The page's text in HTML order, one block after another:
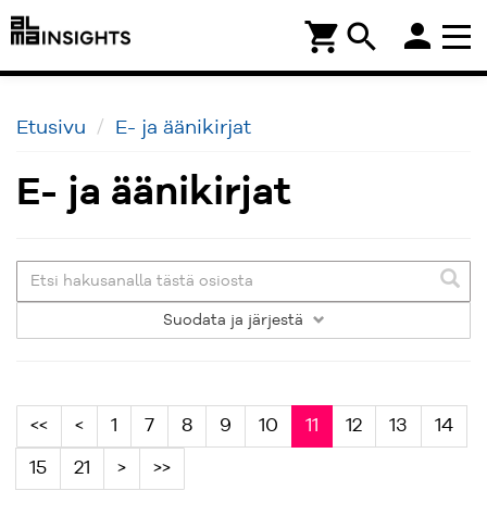
search
shopping_cart person
Etusivu E- ja äänikirjat
E- ja äänikirjat
Suodata ja järjestä
<< < 1 7 8 9 10 11 12 13 14
15 21 > >>